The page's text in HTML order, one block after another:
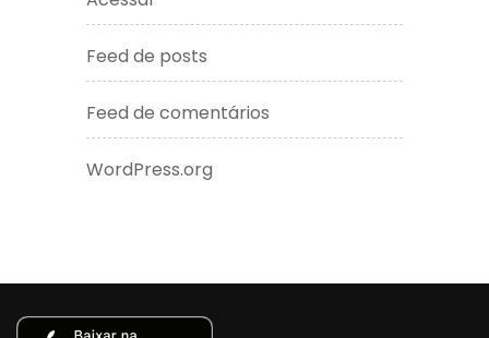
Feed de posts
Feed de comentários
WordPress.org